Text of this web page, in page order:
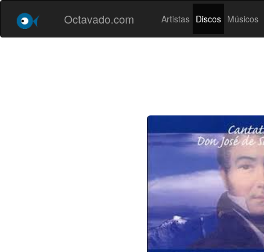
Octavado.com Artistas Discos Músicos